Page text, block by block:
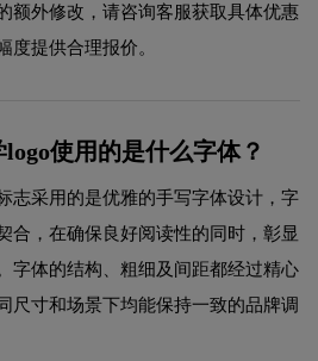
额外修改，请咨询客服获取具体优惠
度提供合理报价。
使用的是什么字体？
志采用的是优雅的手写字体设计，字
合，在确保良好阅读性的同时，彰显
字体的结构、粗细及间距都经过精心
尺寸和场景下均能保持一致的品牌调